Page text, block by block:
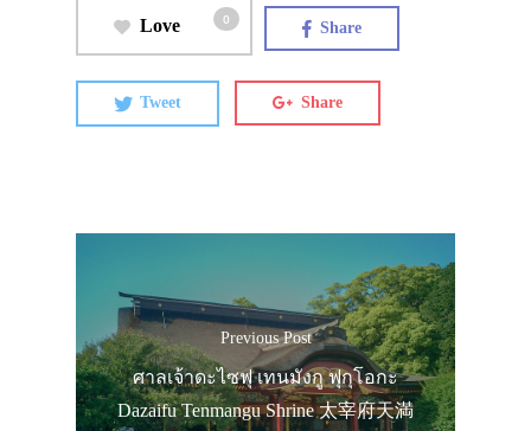
Love 0 Share
Tweet Share
Previous Post
ศาลเจ้าดะไซฟุ เทนมังกู ฟุกุโอกะ
Dazaifu Tenmangu Shrine 太宰府天満